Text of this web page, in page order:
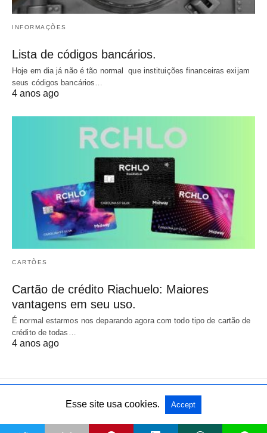
INFORMAÇÕES
Lista de códigos bancários.
Hoje em dia já não é tão normal que instituições financeiras exijam
seus códigos bancários…
4 anos ago
CARTÕES
Cartão de crédito Riachuelo: Maiores
vantagens em seu uso.
É normal estarmos nos deparando agora com todo tipo de cartão de
crédito de todas…
4 anos ago
All Rights Reserved View Non-AMP Version
Esse site usa cookies. Accept